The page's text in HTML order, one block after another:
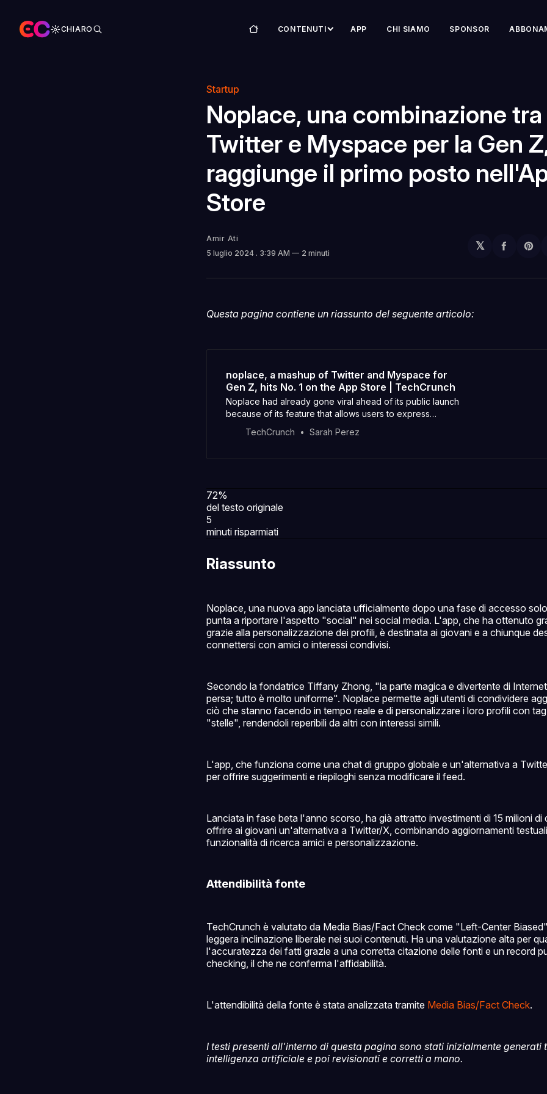
CHIARO CONTENUTI APP CHI SIAMO SPONSOR
Startup
Noplace, una combinazione tra
Twitter e Myspace per la Gen
raggiunge il primo posto
Store
Amir Ati
5 luglio 2024 . 3:39 AM 2 minuti
𝕏
Questa pagina contiene un riassunto del seguente articolo:
noplace, a mashup of Twitter and Myspace for
Gen Z, hits No. 1 on the App Store | TechCrunch
Noplace had already gone viral ahead of its public launch
because of its feature that allows users to express
TechCrunch Sarah Perez
72%
del testo originale
5
minuti risparmiati
Riassunto
Noplace, una nuova app lanciata ufficialmente dopo una fase di accesso
punta a riportare l'aspetto "social" nei social media. L'app, che ha ottenuto
grazie alla personalizzazione dei profili, è destinata ai giovani e a chiunque
connettersi con amici o interessi condivisi.
Secondo la fondatrice Tiffany Zhong, "la parte magica e divertente di
persa; tutto è molto uniforme". Noplace permette agli utenti di condividere
ciò che stanno facendo in tempo reale e di personalizzare i loro profili con
"stelle", rendendoli reperibili da altri con interessi simili.
L'app, che funziona come una chat di gruppo globale e un'alternativa a
per offrire suggerimenti e riepiloghi senza modificare il feed.
Lanciata in fase beta l'anno scorso, ha già attratto investimenti di 15 milioni di
offrire ai giovani un'alternativa a Twitter/X, combinando aggiornamenti
funzionalità di ricerca amici e personalizzazione.
Attendibilità fonte
TechCrunch è valutato da Media Bias/Fact Check come "Left-Center
leggera inclinazione liberale nei suoi contenuti. Ha una valutazione alta per
l'accuratezza dei fatti grazie a una corretta citazione delle fonti e un record
checking, il che ne conferma l'affidabilità.
L'attendibilità della fonte è stata analizzata tramite Media Bias/Fact Check.
I testi presenti all'interno di questa pagina sono stati inizialmente generati
intelligenza artificiale e poi revisionati e corretti a mano.